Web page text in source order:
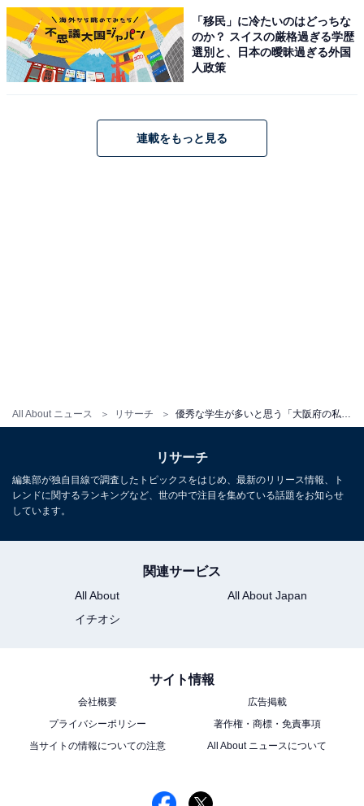
All About ニュース リサーチ
文武両道だと思う「兵庫県の私立進学校」ラン
キング！ 2位「報徳学園高等学校」を抑えた1位
は？【2025年調査】
「移民」に冷たいのはどっちな
のか？ スイスの厳格過ぎる学歴
選別と、日本の曖昧過ぎる外国
人政策
連載をもっと見る
リサーチ
編集部が独自目線で調査したトピックスをはじめ、最新のリリース情報、ト
レンドに関するランキングなど、世の中で注目を集めている話題をお知らせ
しています。
関連サービス
All About
All About Japan
イチオシ
サイト情報
会社概要
広告掲載
プライバシーポリシー
著作権・商標・免責事項
当サイトの情報についての注意
All About ニュースについて